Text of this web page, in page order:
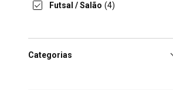
Futsal / Salão (4)
Categorias